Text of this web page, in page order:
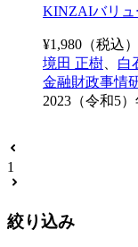
KINZAIバリュ
¥1,980 （税込）
境田 正樹
白
金融財政事情
2023（令和5）
1
絞り込み